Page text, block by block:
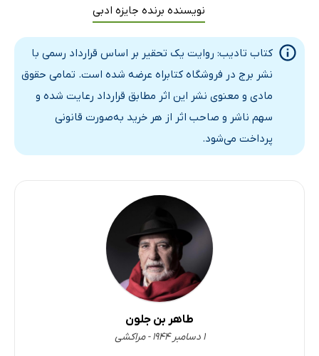
نویسنده برنده جایزه ادبی
کتاب تادیب: روایت یک تحقیر بر اساس قرارداد رسمی با
نشر برج در فروشگاه کتابراه عرضه شده است. تمامی حقوق
مادی و معنوی نشر این اثر مطابق قرارداد رعایت شده و
سهم ناشر و صاحب اثر از هر خرید به‌صورت قانونی
پرداخت می‌شود.
طاهر بن جلون
۱ دسامبر ۱۹۴۴ - مراکشی